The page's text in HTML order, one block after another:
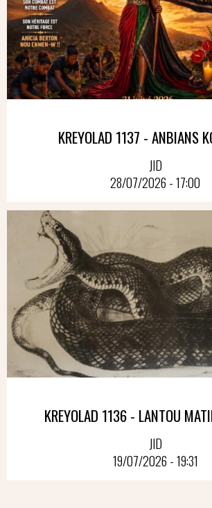
KREYOLAD 1137 - ANBIANS
JID
28/07/2026 - 17:00
KREYOLAD 1136 - LANTOU
JID
19/07/2026 - 19:31